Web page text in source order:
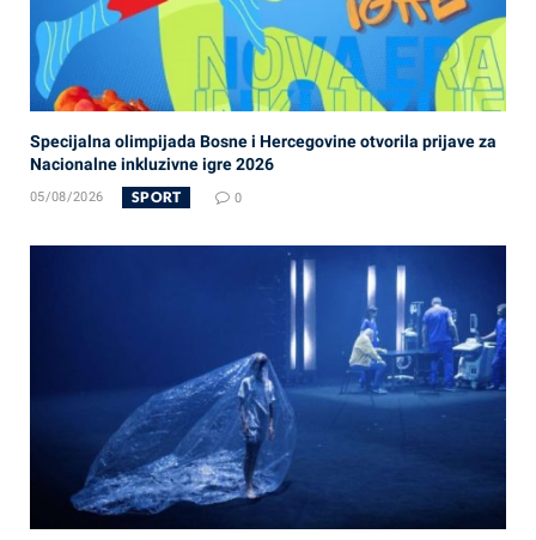
Specijalna olimpijada Bosne i Hercegovine otvorila prijave za
Nacionalne inkluzivne igre 2026
05/08/2026 SPORT 0